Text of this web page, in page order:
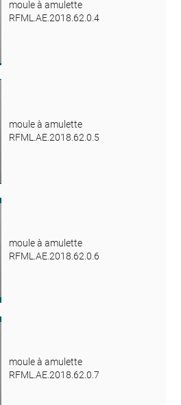
moule à amulette
RFML.AE.2018.62.0.4
moule à amulette
RFML.AE.2018.62.0.5
moule à amulette
RFML.AE.2018.62.0.6
moule à amulette
RFML.AE.2018.62.0.7